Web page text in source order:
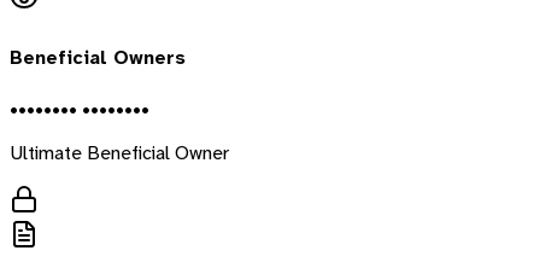
Beneficial Owners
•••••••• ••••••••
Ultimate Beneficial Owner